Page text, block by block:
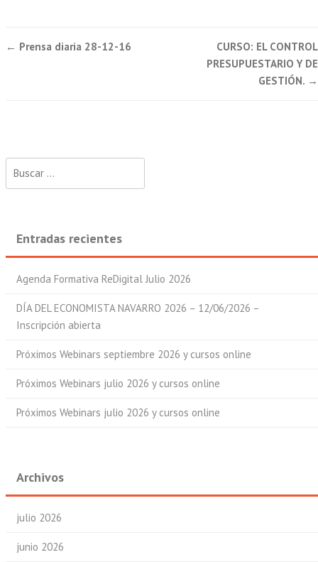
Post
← Prensa diaria 28-12-16
CURSO: EL CONTROL
PRESUPUESTARIO Y DE
GESTIÓN. →
Entradas recientes
Agenda Formativa ReDigital Julio 2026
DÍA DEL ECONOMISTA NAVARRO 2026 – 12/06/2026 –
Inscripción abierta
Próximos Webinars septiembre 2026 y cursos online
Próximos Webinars julio 2026 y cursos online
Próximos Webinars julio 2026 y cursos online
Archivos
julio 2026
junio 2026